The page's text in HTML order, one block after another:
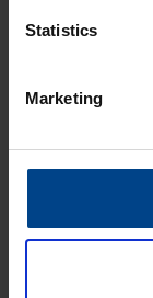
Statistics
Marketing